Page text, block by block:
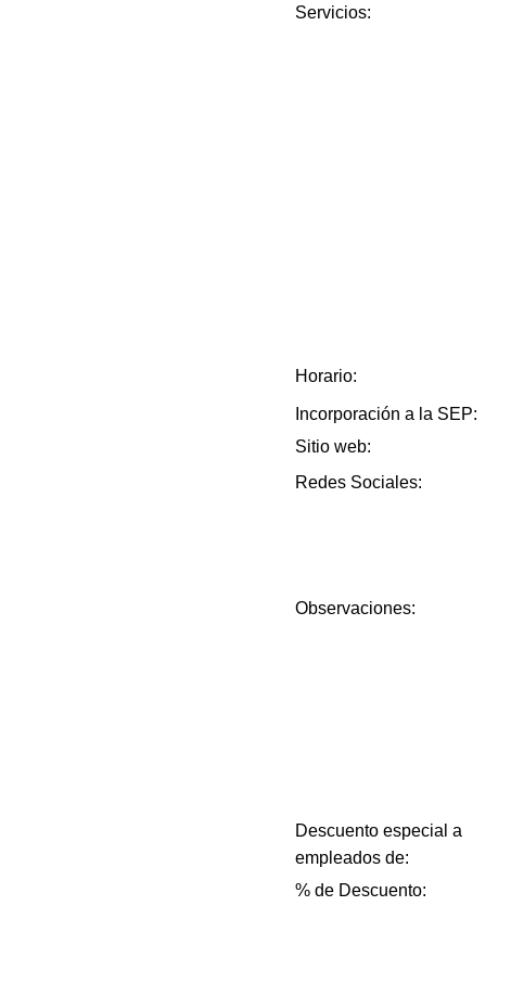
Servicios:
Horario:
Incorporación a la SEP:
Sitio web:
Redes Sociales:
Observaciones:
Descuento especial a
empleados de:
% de Descuento: